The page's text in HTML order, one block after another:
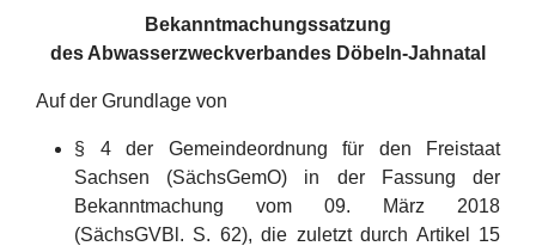
Bekanntmachungssatzung
des Abwasserzweckverbandes Döbeln-Jahnatal
Auf der Grundlage von
§ 4 der Gemeindeordnung für den Freistaat
Sachsen (SächsGemO) in der Fassung der
Bekanntmachung vom 09. März 2018
(SächsGVBl. S. 62), die zuletzt durch Artikel 15